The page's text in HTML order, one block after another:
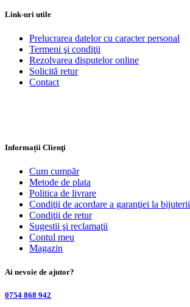
Link-uri utile
Prelucrarea datelor cu caracter personal
Termeni şi condiţii
Rezolvarea disputelor online
Solicită retur
Contact
Informații Clienţi
Cum cumpăr
Metode de plata
Politica de livrare
Condiţii de acordare a garanţiei la bijuterii
Condiţii de retur
Sugestii şi reclamaţii
Contul meu
Magazin
Ai nevoie de ajutor?
0754 868 942